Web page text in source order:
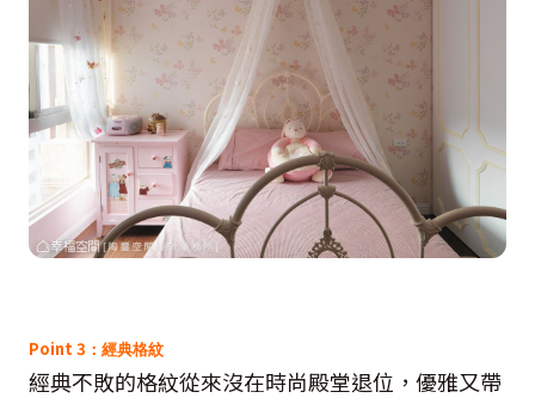
Point 3 ：經典格紋
經典不敗的格紋從來沒在時尚殿堂退位，優雅又帶